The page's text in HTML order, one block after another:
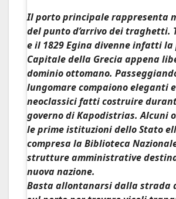
Il porto principale rappresenta
del punto d’arrivo dei traghetti.
e il 1829 Egina divenne infatti la
Capitale della Greciaappena
dominio ottomano.
lungomare compaiono eleganti
neoclassici fatti costruire
governo di Kapodistrias. Alcuni
le prime istituzioni dello Stato
compresa la Biblioteca
strutture amministrative
nuova nazione.
Basta allontanarsi dalla strada